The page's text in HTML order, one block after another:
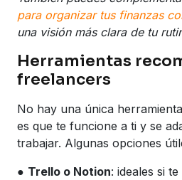
para organizar tus finanzas
una visión más clara de tu
Herramientas
freelancers
No hay una única
es que te funcione a ti y se
trabajar. Algunas opciones
● Trello o Notion: ideales si